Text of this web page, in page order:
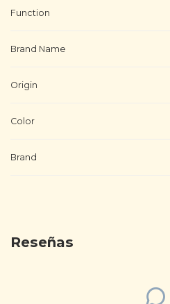
Function
Brand Name
Origin
Color
Brand
Reseñas